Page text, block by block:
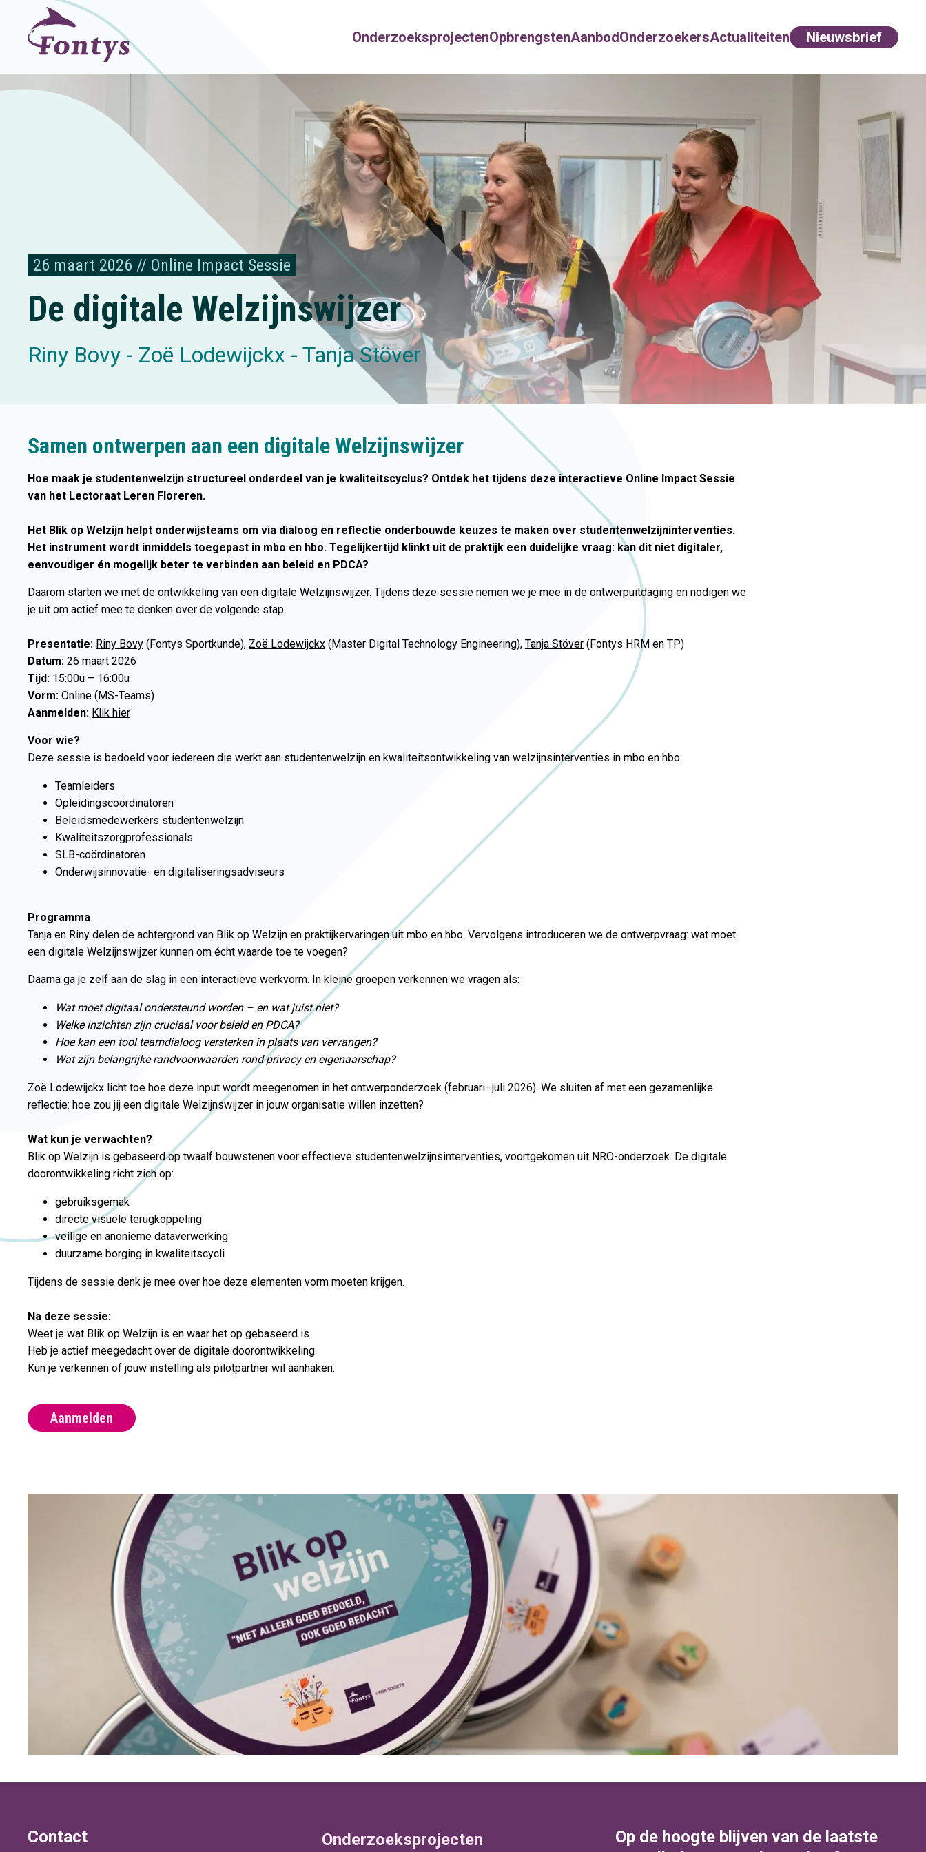
OnderzoeksprojectenOpbrengstenAanbodOnderzoekersActualiteiten Nieuwsbrief
26 maart 2026 // Online Impact Sessie
De digitale Welzijnswijzer
Riny Bovy - Zoë Lodewijckx - Tanja Stöver
Samen ontwerpen aan een digitale Welzijnswijzer
Hoe maak je studentenwelzijn structureel onderdeel van je kwaliteitscyclus? Ontdek het tijdens deze interactieve Online Impact Sessie
van het Lectoraat Leren Floreren.
Het Blik op Welzijn helpt onderwijsteams om via dialoog en reflectie onderbouwde keuzes te maken over studentenwelzijninterventies.
Het instrument wordt inmiddels toegepast in mbo en hbo. Tegelijkertijd klinkt uit de praktijk een duidelijke vraag: kan dit niet digitaler,
eenvoudiger én mogelijk beter te verbinden aan beleid en PDCA?
Daarom starten we met de ontwikkeling van een digitale Welzijnswijzer. Tijdens deze sessie nemen we je mee in de ontwerpuitdaging en nodigen we
je uit om actief mee te denken over de volgende stap.
Presentatie: Riny Bovy (Fontys Sportkunde), Zoë Lodewijckx (Master Digital Technology Engineering), Tanja Stöver (Fontys HRM en TP)
Datum: 26 maart 2026
Tijd: 15:00u – 16:00u
Vorm: Online (MS-Teams)
Aanmelden: Klik hier
Voor wie?
Deze sessie is bedoeld voor iedereen die werkt aan studentenwelzijn en kwaliteitsontwikkeling van welzijnsinterventies in mbo en hbo:
Teamleiders
Opleidingscoördinatoren
Beleidsmedewerkers studentenwelzijn
Kwaliteitszorgprofessionals
SLB-coördinatoren
Onderwijsinnovatie- en digitaliseringsadviseurs
Programma
Tanja en Riny delen de achtergrond van Blik op Welzijn en praktijkervaringen uit mbo en hbo. Vervolgens introduceren we de ontwerpvraag: wat moet
een digitale Welzijnswijzer kunnen om écht waarde toe te voegen?
Daarna ga je zelf aan de slag in een interactieve werkvorm. In kleine groepen verkennen we vragen als:
Wat moet digitaal ondersteund worden – en wat juist niet?
Welke inzichten zijn cruciaal voor beleid en PDCA?
Hoe kan een tool teamdialoog versterken in plaats van vervangen?
Wat zijn belangrijke randvoorwaarden rond privacy en eigenaarschap?
Zoë Lodewijckx licht toe hoe deze input wordt meegenomen in het ontwerponderzoek (februari–juli 2026). We sluiten af met een gezamenlijke
reflectie: hoe zou jij een digitale Welzijnswijzer in jouw organisatie willen inzetten?
Wat kun je verwachten?
Blik op Welzijn is gebaseerd op twaalf bouwstenen voor effectieve studentenwelzijnsinterventies, voortgekomen uit NRO-onderzoek. De digitale
doorontwikkeling richt zich op:
gebruiksgemak
directe visuele terugkoppeling
veilige en anonieme dataverwerking
duurzame borging in kwaliteitscycli
Tijdens de sessie denk je mee over hoe deze elementen vorm moeten krijgen.
Na deze sessie:
Weet je wat Blik op Welzijn is en waar het op gebaseerd is.
Heb je actief meegedacht over de digitale doorontwikkeling.
Kun je verkennen of jouw instelling als pilotpartner wil aanhaken.
Aanmelden
Contact Onderzoeksprojecten
Op de hoogte blijven van de laatste